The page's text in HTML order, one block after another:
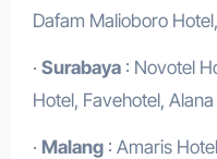
Dafam Malioboro
· Surabaya: Novotel
Hotel, Favehotel,
· Malang: Amaris